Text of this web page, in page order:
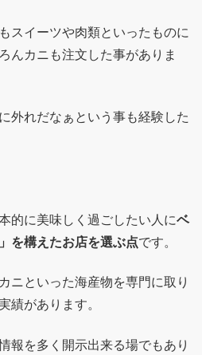
スイーツや肉類といったものに
んカニも注文した事がありま
外れだなぁという事も経験した
的に美味しく過ごしたい人にベ
を構えたお店を選ぶ点です。
ニといった海産物を専門に取り
績があります。
報を多く開示出来る場でもあり